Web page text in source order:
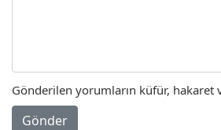
Gönderilen yorumların küfür, hakaret
Gönder